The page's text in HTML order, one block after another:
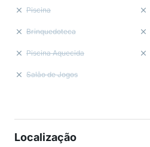
Piscina
Brinquedoteca
Piscina Aquecida
Salão de Jogos
Localização